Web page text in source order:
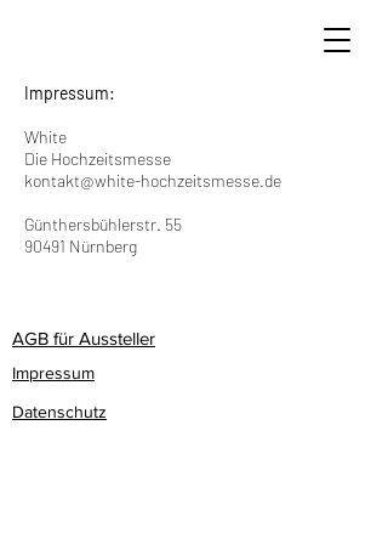
Impressum:
White
Die Hochzeitsmesse
kontakt@white-hochzeitsmesse.de
Günthersbühlerstr. 55
90491 Nürnberg
AGB für Aussteller
Impressum
Datenschutz